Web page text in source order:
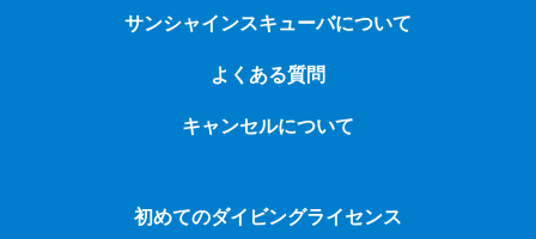
サンシャインスキューバについて
よくある質問
キャンセルについて
初めてのダイビングライセンス